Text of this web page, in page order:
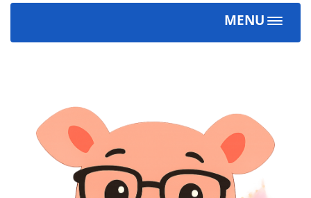
MENU
Toggle